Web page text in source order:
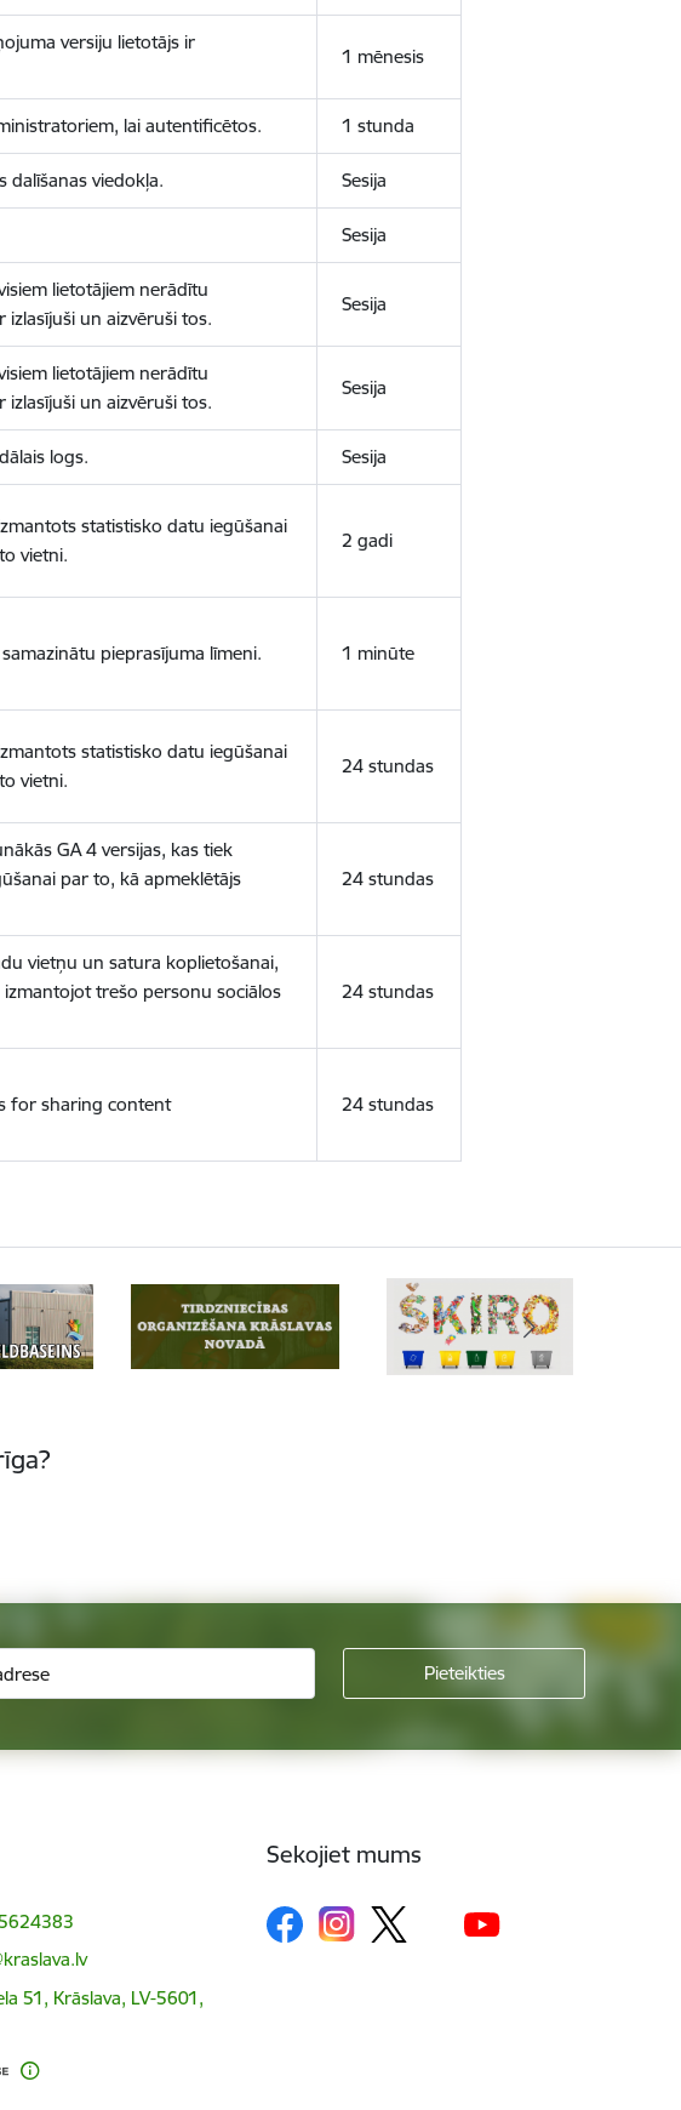
versiju lietotājs ir
1 mēnesis
lai autentificētos. 1 stunda
dalīšanas viedokļa. Sesija
Sesija
lietotājiem nerādītu
un aizvēruši tos.
Sesija
lietotājiem nerādītu
un aizvēruši tos.
Sesija
logs. Sesija
statistisko datu iegūšanai
vietni.
2 gadi
pieprasījuma līmeni. 1 minūte
statistisko datu iegūšanai
vietni.
24 stundas
GA 4 versijas, kas tiek
par to, kā apmeklētājs
24 stundas
vietņu un satura koplietošanai,
trešo personu sociālos
24 stundas
for sharing content 24 stundas
51, Krāslava, LV-5601,
Sekojiet mums